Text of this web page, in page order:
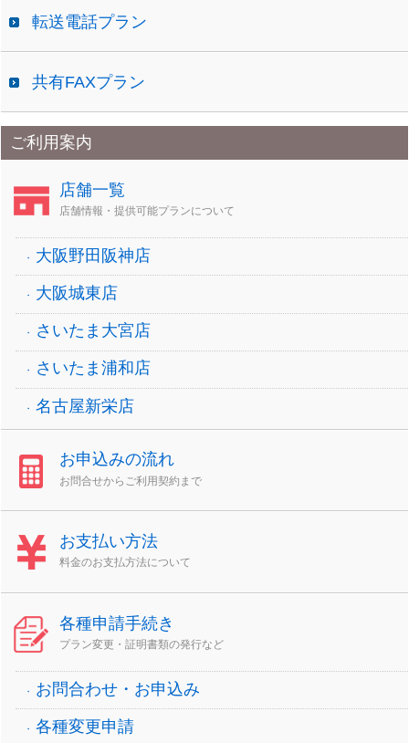
転送電話プラン
共有FAXプラン
ご利用案内
店舗一覧
店舗情報・提供可能プランについて
大阪野田阪神店
大阪城東店
さいたま大宮店
さいたま浦和店
名古屋新栄店
お申込みの流れ
お問合せからご利用契約まで
お支払い方法
料金のお支払方法について
各種申請手続き
プラン変更・証明書類の発行など
お問合わせ・お申込み
各種変更申請